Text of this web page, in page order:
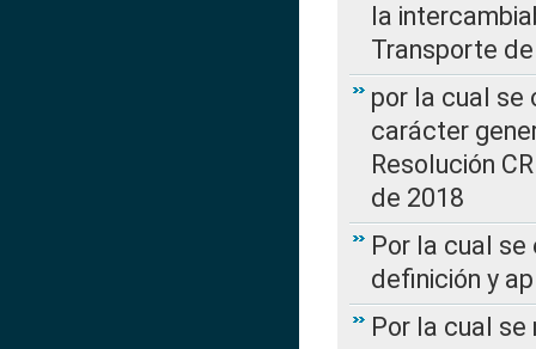
la
Transporte
por la cual se
carácter
Resolución
de 2018
Por la cual
definición y
Por la cual